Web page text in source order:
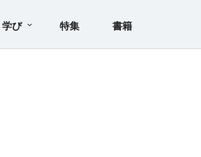
学び 特集 書籍